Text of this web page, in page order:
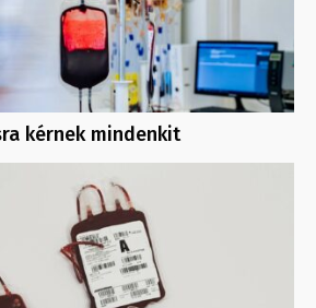
kérnek mindenkit